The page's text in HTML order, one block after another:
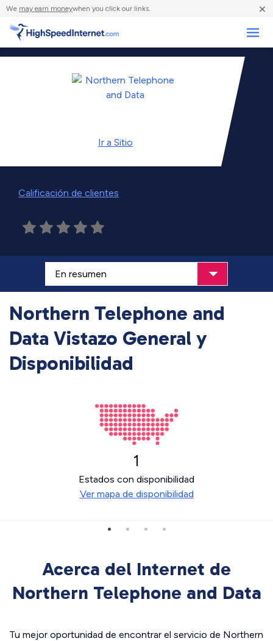
We may earn moneywhen you click our links. ×
Ir a Sitio
Calificación de clientes
Northern Telephone and
Data Vistazo General y
Disponibilidad
1
Estados con disponibilidad
Ver mapa de disponibilidad
Acerca del Internet de
Northern Telephone and Data
Tu mejor oportunidad de encontrar el servicio de Northern